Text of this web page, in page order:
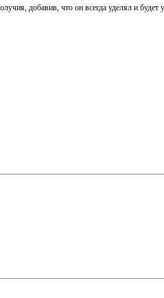
добавив, что он всегда уделял и будет